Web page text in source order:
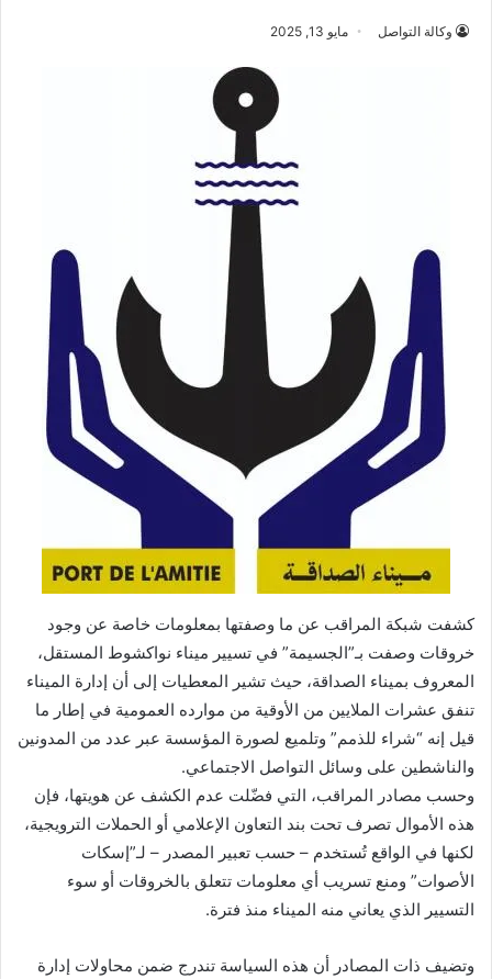
وكالة التواصل مايو 13, 2025
كشفت شبكة المراقب عن ما وصفتها بمعلومات خاصة عن وجود
خروقات وصفت بـ”الجسيمة” في تسيير ميناء نواكشوط المستقل،
المعروف بميناء الصداقة، حيث تشير المعطيات إلى أن إدارة الميناء
تنفق عشرات الملايين من الأوقية من موارده العمومية في إطار ما
قيل إنه “شراء للذمم” وتلميع لصورة المؤسسة عبر عدد من المدونين
والناشطين على وسائل التواصل الاجتماعي.
وحسب مصادر المراقب، التي فضّلت عدم الكشف عن هويتها، فإن
هذه الأموال تصرف تحت بند التعاون الإعلامي أو الحملات الترويجية،
لكنها في الواقع تُستخدم – حسب تعبير المصدر – لـ”إسكات
الأصوات” ومنع تسريب أي معلومات تتعلق بالخروقات أو سوء
التسيير الذي يعاني منه الميناء منذ فترة.
وتضيف ذات المصادر أن هذه السياسة تندرج ضمن محاولات إدارة